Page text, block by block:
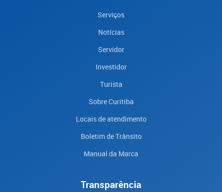
Serviços
Notícias
Servidor
Investidor
Turista
Sobre Curitiba
Locais de atendimento
Boletim de Trânsito
Manual da Marca
Transparência